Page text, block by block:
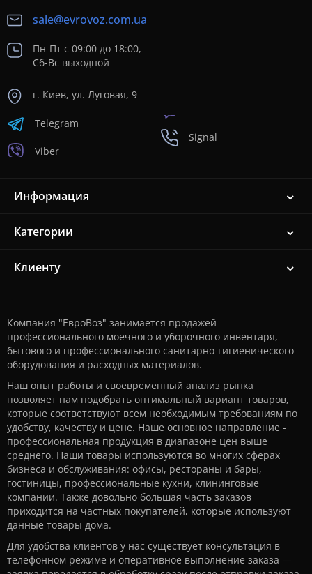
sale@evrovoz.com.ua
Пн-Пт с 09:00 до 18:00,
Сб-Вс выходной
г. Киев, ул. Луговая, 9
Telegram
Viber
Signal
Информация
Категории
Клиенту
Компания "ЕвроВоз" занимается продажей
профессионального моечного и уборочного инвентаря,
бытового и профессионального санитарно-гигиенического
оборудования и расходных материалов.
Наш опыт работы и своевременный анализ рынка
позволяет нам подобрать оптимальный вариант товаров,
которые соответствуют всем необходимым требованиям по
удобству, качеству и цене. Наше основное направление -
профессиональная продукция в диапазоне цен выше
среднего. Наши товары используются во многих сферах
бизнеса и обслуживания: офисы, рестораны и бары,
гостиницы, профессиональные кухни, клининговые
компании. Также довольно большая часть заказов
приходится на частных покупателей, которые используют
данные товары дома.
Для удобства клиентов у нас существует консультация в
телефонном режиме и оперативное выполнение заказа —